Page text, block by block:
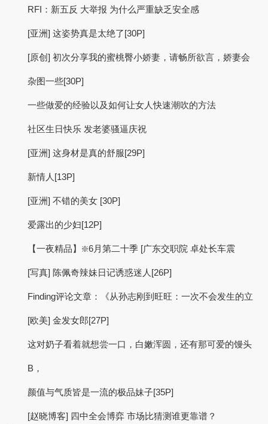
RFI：新五反 大举报 为什么严重缺乏安全感
[亚洲] 这姿势真是太绝了[30P]
[原创] 初次分享我的蜜桃臀小娇妻，请畅所欲言，娇妻会
杂图一些[30P]
一些做爱的经验以及如何让女人快速潮吹的方法
社区生日快乐 发老婆骚逼庆祝
[亚洲] 这身材是真的舒服[29P]
新情人[13P]
[亚洲] 不错的美女 [30P]
爱露出的少妇[12P]
【一夜精品】❇️6月第二十季 [广东交职院 卓处长车震
[写真] 陈佩奇辣妹日记诱惑迷人[26P]
Finding评论文章：《从孙志刚到旺旺：一次不会发生的立
[欧美] 金发女郎[27P]
这对奶子看着就想尝一口，白嫩浑圆，还有那可爱的馒头
B，
颜值与气质皆是一流的极品妹子[35P]
[赵晓博客] 四中全会博弈 市场比猜测谁更靠谱？